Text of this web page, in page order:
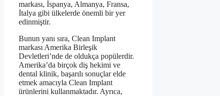
markası, İspanya, Almanya, Fransa,
İtalya gibi ülkelerde önemli bir yer
edinmiştir.
Bunun yanı sıra, Clean Implant
markası Amerika Birleşik
Devletleri’nde de oldukça popülerdir.
Amerika’da birçok diş hekimi ve
dental klinik, başarılı sonuçlar elde
etmek amacıyla Clean Implant
ürünlerini kullanmaktadır. Ayrıca,